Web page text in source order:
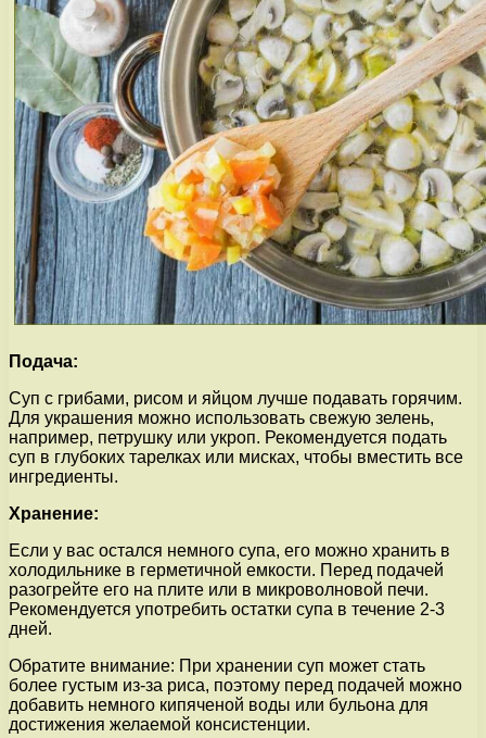
Подача:
Суп с грибами, рисом и яйцом лучше подавать горячим.
Для украшения можно использовать свежую зелень,
например, петрушку или укроп. Рекомендуется подать
суп в глубоких тарелках или мисках, чтобы вместить все
ингредиенты.
Хранение:
Если у вас остался немного супа, его можно хранить в
холодильнике в герметичной емкости. Перед подачей
разогрейте его на плите или в микроволновой печи.
Рекомендуется употребить остатки супа в течение 2-3
дней.
Обратите внимание: При хранении суп может стать
более густым из-за риса, поэтому перед подачей можно
добавить немного кипяченой воды или бульона для
достижения желаемой консистенции.